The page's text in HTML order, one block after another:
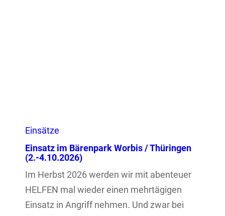
Einsätze
Einsatz im Bärenpark Worbis / Thüringen
(2.-4.10.2026)
Im Herbst 2026 werden wir mit abenteuer
HELFEN mal wieder einen mehrtägigen
Einsatz in Angriff nehmen. Und zwar bei